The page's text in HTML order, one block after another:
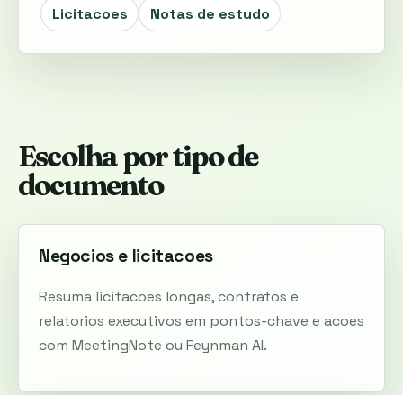
Licitacoes
Notas de estudo
Escolha por tipo de
documento
Negocios e licitacoes
Resuma licitacoes longas, contratos e
relatorios executivos em pontos-chave e acoes
com MeetingNote ou Feynman AI.